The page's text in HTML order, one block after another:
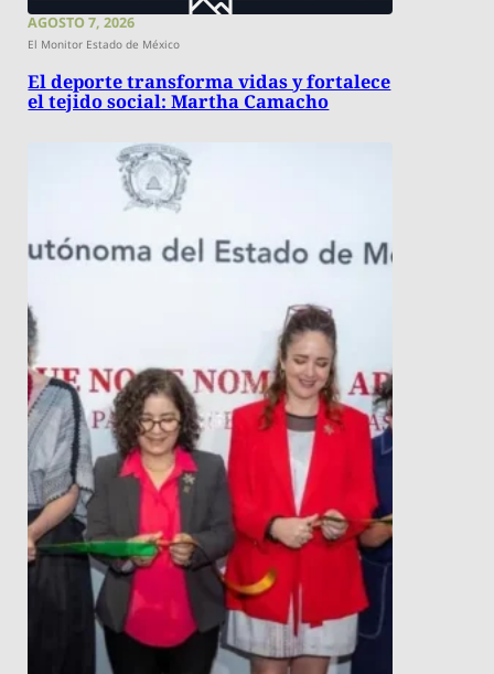
AGOSTO 7, 2026
El Monitor Estado de México
El deporte transforma vidas y fortalece
el tejido social: Martha Camacho